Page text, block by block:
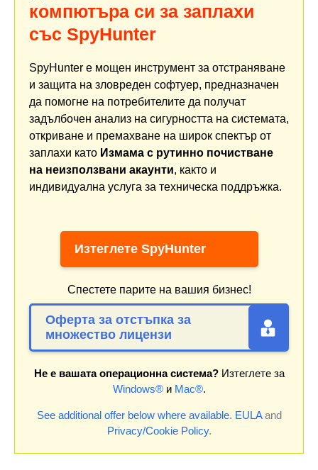
компютъра си за заплахи
със SpyHunter
SpyHunter е мощен инструмент за отстраняване
и защита на зловреден софтуер, предназначен
да помогне на потребителите да получат
задълбочен анализ на сигурността на системата,
откриване и премахване на широк спектър от
заплахи като Измама с рутинно почистване
на неизползвани акаунти, както и
индивидуална услуга за техническа поддръжка.
Изтеглете SpyHunter
Спестете парите на вашия бизнес!
Оферта за отстъпка за
множество лицензи
Не е вашата операционна система?Изтеглете за
Windows®и Mac®.
See additional offer below where available. EULAand
Privacy/Cookie Policy.